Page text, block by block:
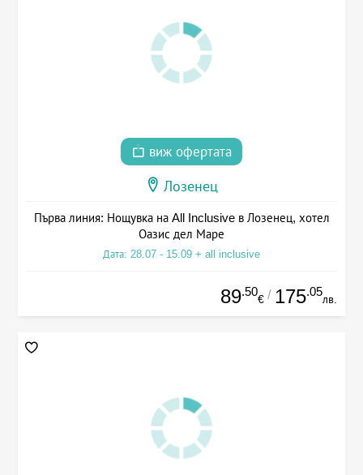
виж офертата
Лозенец
Първа линия: Нощувка на All Inclusive в Лозенец, хотел
Оазис дел Маре
Дата: 28.07 - 15.09 + all inclusive
89.50
€ / 175.05
лв.